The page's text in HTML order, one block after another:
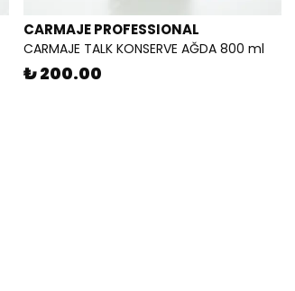
CARMAJE PROFESSIONAL
CARMAJE TALK KONSERVE AĞDA 800 ml
₺ 200.00